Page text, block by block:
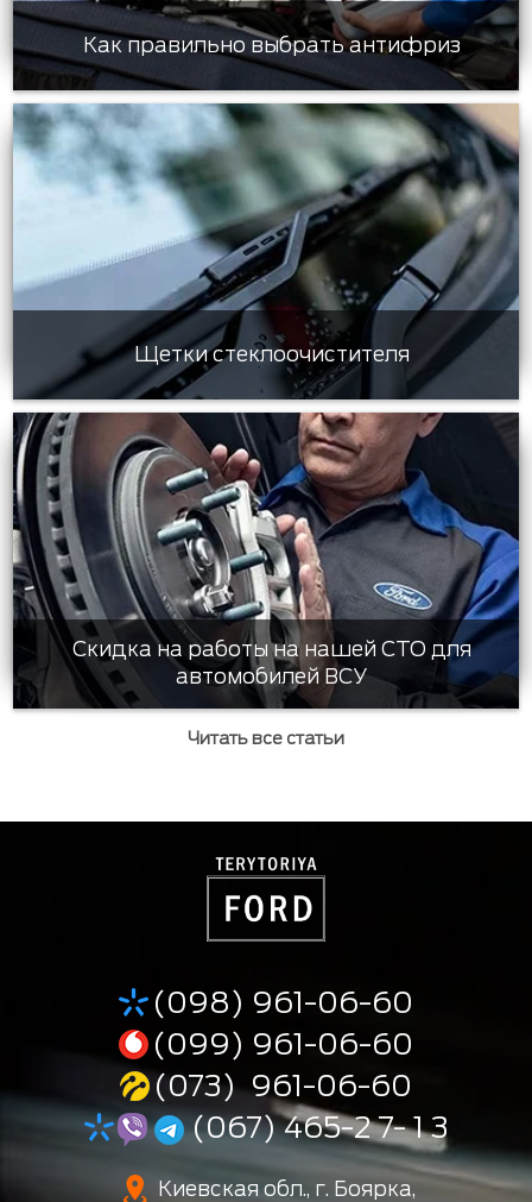
Как правильно выбрать антифриз
Щетки стеклоочистителя
Скидка на работы на нашей СТО для
автомобилей ВСУ
Читать все статьи
(098) 961-06-60
(099) 961-06-60
(073) 961-06-60
(067) 465-2 7- 1 3
Киевская обл., г. Боярка,